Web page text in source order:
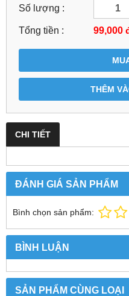
Số lượng :
Tổng tiền : 99,000
THÊM
CHI TIẾT
ĐÁNH GIÁ SẢN PHẨM
Bình chọn sản phẩm:
BÌNH LUẬN
SẢN PHẨM CÙNG LOẠI